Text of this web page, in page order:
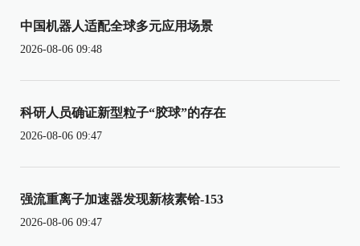
中国机器人适配全球多元应用场景
2026-08-06 09:48
科研人员确证新型粒子“胶球”的存在
2026-08-06 09:47
强流重离子加速器发现新核素铪-153
2026-08-06 09:47